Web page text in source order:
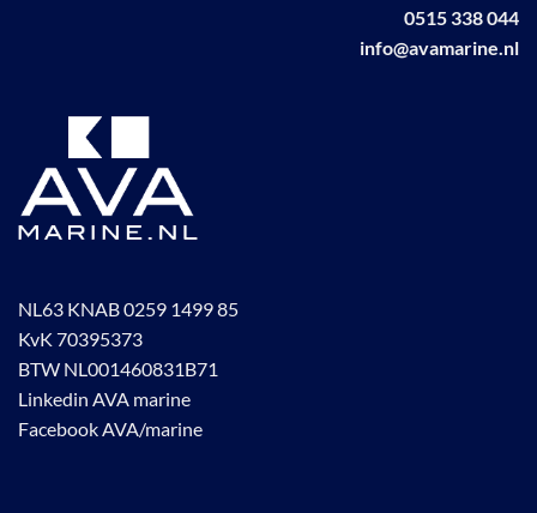
0515 338 044
info@avamarine.nl
NL63 KNAB 0259 1499 85
KvK 70395373
BTW NL001460831B71
Linkedin AVA marine
Facebook AVA/marine